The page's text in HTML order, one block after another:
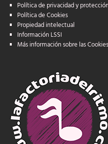
Política de privacidad y
Política de Cookies
Propiedad intelectual
Información LSSI
Más información sobre las Cookies